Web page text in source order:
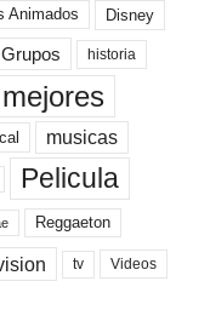
Animados Disney
Grupos historia
mejores
musicas
Pelicula
Reggaeton
tv Videos